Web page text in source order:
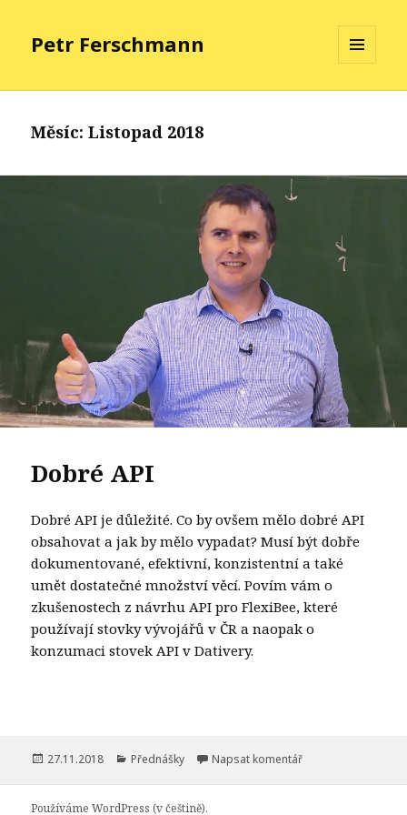
Petr Ferschmann
A
Měsíc:Listopad 2018
Dobré API
Dobré API je důležité. Co by ovšem mělo dobré API
obsahovat a jak by mělo vypadat? Musí být dobře
dokumentované, efektivní, konzistentní a také
umět dostatečné množství věcí. Povím vám o
zkušenostech z návrhu API pro FlexiBee, které
používají stovky vývojářů v ČR a naopak o
konzumaci stovek API v Dativery.
Publikováno:
27.11.2018 Rubriky:
Přednášky Napsat komentářpro text s názvem
Používáme WordPress (v češtině).